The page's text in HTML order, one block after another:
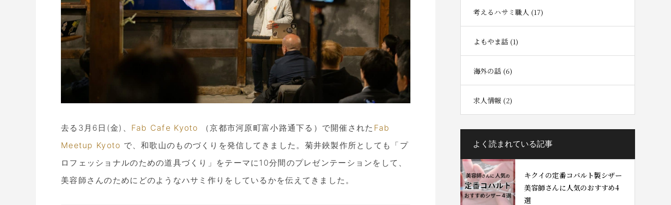
去る3月6日(金)、 Fab Cafe Kyoto （京都市河原町富小路通下る）で開催された Fab
Meetup Kyoto で、和歌山のものづくりを発信してきました。菊井鋏製作所としても「プ
ロフェッショナルのための道具づくり」をテーマに10分間のプレゼンテーションをして、
美容師さんのためにどのようなハサミ作りをしているかを伝えてきました。
考えるハサミ職人 (17)
よもやま話 (1)
海外の話 (6)
求人情報 (2)
よく読まれている記事
キクイの定番コバルト製シザー
美容師さんに人気のおすすめ4
選